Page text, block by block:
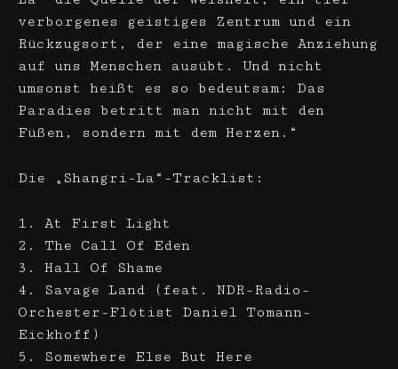
verborgenes geistiges Zentrum und ein
Rückzugsort, der eine magische Anziehung
auf uns Menschen ausübt. Und nicht
umsonst heißt es so bedeutsam: Das
Paradies betritt man nicht mit den
Füßen, sondern mit dem Herzen.“
Die „Shangri-La“-Tracklist:
1. At First Light
2. The Call Of Eden
3. Hall Of Shame
4. Savage Land (feat. NDR-Radio-
Orchester-Flötist Daniel Tomann-
Eickhoff)
5. Somewhere Else But Here